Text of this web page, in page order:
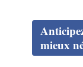
mieux